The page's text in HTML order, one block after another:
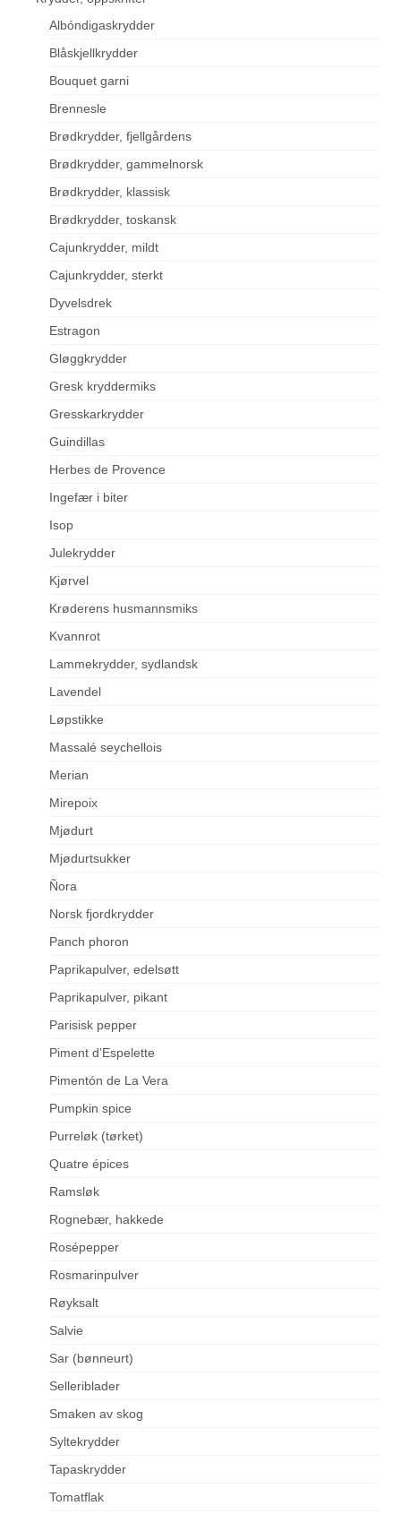
Albóndigaskrydder
Blåskjellkrydder
Bouquet garni
Brennesle
Brødkrydder, fjellgårdens
Brødkrydder, gammelnorsk
Brødkrydder, klassisk
Brødkrydder, toskansk
Cajunkrydder, mildt
Cajunkrydder, sterkt
Dyvelsdrek
Estragon
Gløggkrydder
Gresk kryddermiks
Gresskarkrydder
Guindillas
Herbes de Provence
Ingefær i biter
Isop
Julekrydder
Kjørvel
Krøderens husmannsmiks
Kvannrot
Lammekrydder, sydlandsk
Lavendel
Løpstikke
Massalé seychellois
Merian
Mirepoix
Mjødurt
Mjødurtsukker
Ñora
Norsk fjordkrydder
Panch phoron
Paprikapulver, edelsøtt
Paprikapulver, pikant
Parisisk pepper
Piment d’Espelette
Pimentón de La Vera
Pumpkin spice
Purreløk (tørket)
Quatre épices
Ramsløk
Rognebær, hakkede
Rosépepper
Rosmarinpulver
Røyksalt
Salvie
Sar (bønneurt)
Selleriblader
Smaken av skog
Syltekrydder
Tapaskrydder
Tomatflak